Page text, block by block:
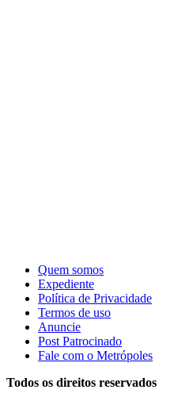
Quem somos
Expediente
Política de Privacidade
Termos de uso
Anuncie
Post Patrocinado
Fale com o Metrópoles
Todos os direitos reservados